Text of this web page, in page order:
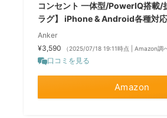
コンセント 一体型/PowerIQ搭載/
ラグ】 iPhone & Android各種対
Anker
¥3,590
（2025/07/18 19:11時点 | Amazon調べ
口コミを見る
Amazon